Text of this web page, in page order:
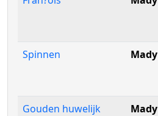
Spinnen
Mady
Gouden huwelijk
Mady